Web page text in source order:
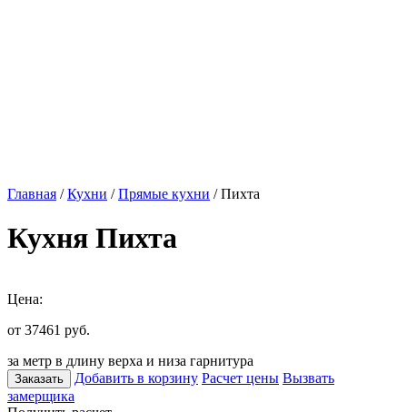
Главная /Кухни /Прямые кухни / Пихта
Кухня Пихта
Цена:
от 37461 руб.
за метр в длину верха и низа гарнитура
Заказать Добавить в корзину Расчет цены Вызвать
замерщика